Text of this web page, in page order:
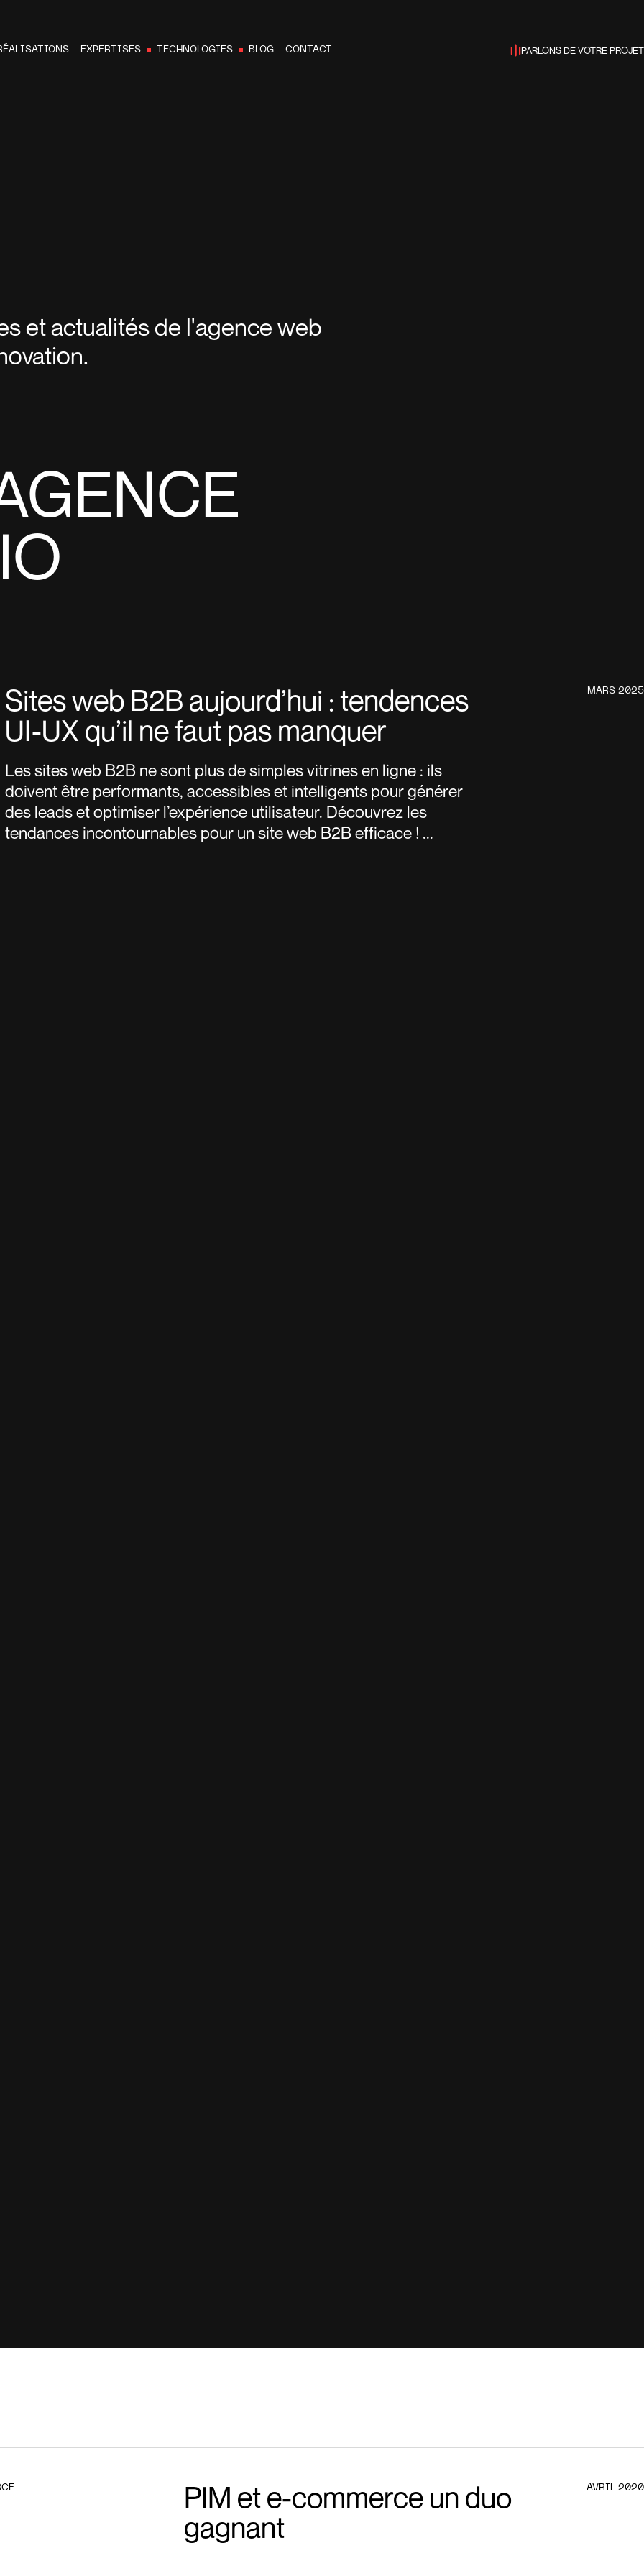
EXPERTISES TECHNOLOGIES BLOG CONTACT PARLONS DE VOTRE PROJET
et actualités de l'agence web
Sites web B2B aujourd’hui : tendences
UI-UX qu’il ne faut pas manquer
Les sites web B2B ne sont plus de simples vitrines en ligne : ils
doivent être performants, accessibles et intelligents pour générer
des leads et optimiser l’expérience utilisateur. Découvrez les
tendances incontournables pour un site web B2B efficace ! ...
MARS 2025
Print SEO Social Stratégie Technologie et développement
PIM et e-commerce un duo
gagnant
AVRIL 2020